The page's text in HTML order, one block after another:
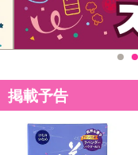
掲載予告